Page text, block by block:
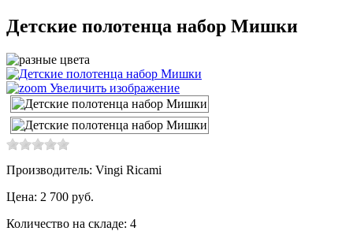
Детские полотенца набор Мишки
Увеличить изображение
Производитель: Vingi Ricami
Цена: 2 700 руб.
Количество на складе: 4